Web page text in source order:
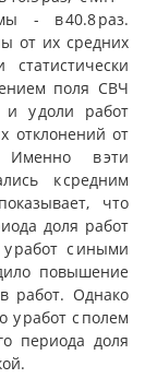
- в 40.8 раз.
от их средних
поля СВЧ
и у доли работ
отклонений от
в эти
к средним
что
доля работ
работ с иными
повышение
работ. Однако
работ с полем
периода доля